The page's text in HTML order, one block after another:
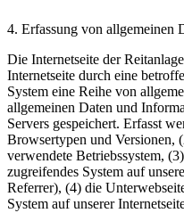
4. Erfassung von allgemeinen
Die Internetseite der
Internetseite durch eine
System eine Reihe von
allgemeinen Daten und
Servers gespeichert. Erfasst
Browsertypen und Versionen,
verwendete Betriebssystem,
zugreifendes System auf
Referrer), (4) die
System auf unserer